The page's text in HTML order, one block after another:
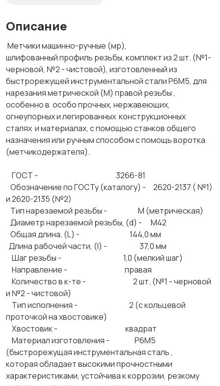
Описание
Метчики машинно-ручные (мр),
шлифованный профиль резьбы, комплект из 2 шт. (№1-
черновой, №2 - чистовой), изготовленный из
быстрорежущей инструментальной стали Р6М5, для
нарезания метрической (М) правой резьбы ,
особенно в особо прочных, нержавеющих,
огнеупорных и легированных конструкционных
сталях и материалах, с помощью станков общего
назначения или ручным способом с помощь воротка
(метчикодержателя).
ГОСТ - 3266-81
Обозначение по ГОСТу (каталогу) - 2620-2137 ( №1)
и 2620-2135 (№2)
Тип нарезаемой резьбы - М (метрическая)
Диаметр нарезаемой резьбы, (d) - М42
Общая длина, (L) - 144,0 мм
Длина рабочей части, (l) - 37,0 мм
Шаг резьбы - 1,0 (мелкий шаг)
Направление - правая
Количество в к-те - 2 шт. (№1 - черновой
и №2 - чистовой)
Тип исполнения - 2 (с кольцевой
проточкой на хвостовике)
Хвостовик - квадрат
Материал изготовления - Р6М5
(быстрорежущая инструментальная сталь ,
которая обладает высокими прочностными
характеристиками, устойчива к коррозии, резкому